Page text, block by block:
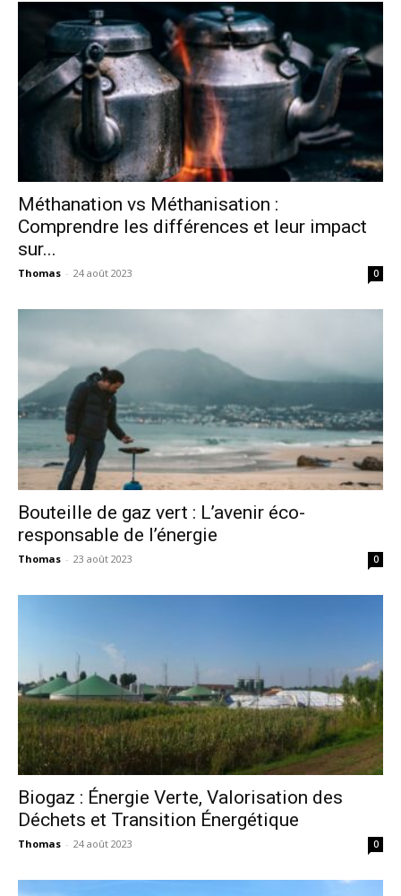
Méthanation vs Méthanisation :
Comprendre les différences et leur impact
sur...
Thomas - 24 août 2023 0
Bouteille de gaz vert : L’avenir éco-
responsable de l’énergie
Thomas - 23 août 2023 0
Biogaz : Énergie Verte, Valorisation des
Déchets et Transition Énergétique
Thomas - 24 août 2023 0